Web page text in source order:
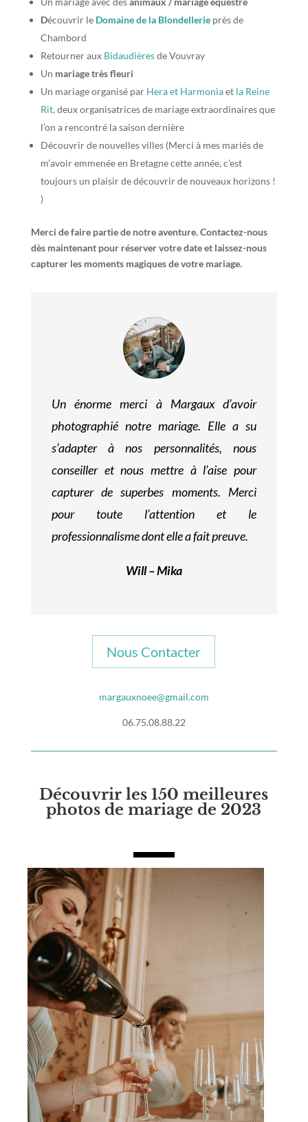
Découvrir le Domaine de la Blondellerieprès de
Chambord
Retourner aux Bidaudièresde Vouvray
Un mariage très fleuri
Un mariage organisé par Hera et Harmoniaet la Reine
Rit,deux organisatrices de mariage extraordinaires que
l’on a rencontré la saison dernière
Découvrir de nouvelles villes (Merci à mes mariés de
m’avoir emmenée en Bretagne cette année, c’est
toujours un plaisir de découvrir de nouveaux horizons !
)
Merci de faire partie de notre aventure. Contactez-nous
dès maintenant pour réserver votre date et laissez-nous
capturer les moments magiques de votre mariage.
Un énorme merci à Margaux d’avoir
photographié notre mariage. Elle a su
s’adapter à nos personnalités, nous
conseiller et nous mettre à l’aise pour
capturer de superbes moments. Merci
pour toute l’attention et le
professionnalisme dont elle a fait preuve.
Will – Mika
Nous Contacter
margauxnoee@gmail.com
06.75.08.88.22
Découvrir les 150 meilleures
photos de mariage de 2023